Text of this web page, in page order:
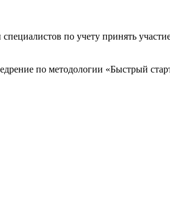
по учету принять
по методологии «Быстрый